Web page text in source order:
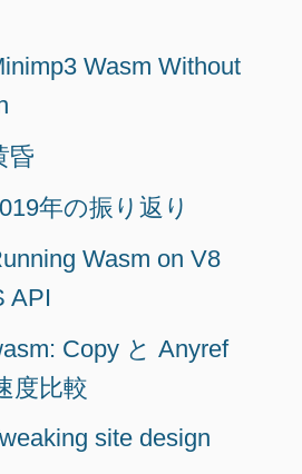
Wasm Without
昏
年の振り返り
Wasm on V8
API
Copy と Anyref
度比較
site design